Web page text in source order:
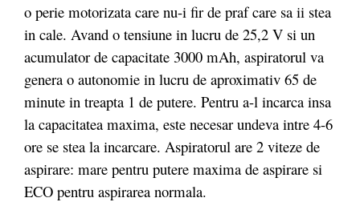
o perie motorizata care nu-i fir de praf care sa ii stea
in cale. Avand o tensiune in lucru de 25,2 V si un
acumulator de capacitate 3000 mAh, aspiratorul va
genera o autonomie in lucru de aproximativ 65 de
minute in treapta 1 de putere. Pentru a-l incarca insa
la capacitatea maxima, este necesar undeva intre 4-6
ore se stea la incarcare. Aspiratorul are 2 viteze de
aspirare: mare pentru putere maxima de aspirare si
ECO pentru aspirarea normala.